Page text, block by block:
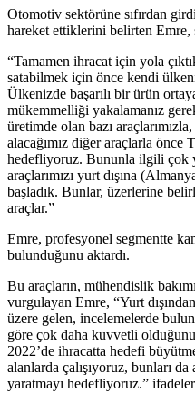
Otomotiv sektörüne sıfırdan
hareket ettiklerini belirten Emre,
“Tamamen ihracat için yola
satabilmek için önce kendi
Ülkenizde başarılı bir ürün
mükemmelliği yakalamanız
üretimde olan bazı
alacağımız diğer araçlarla önce
hedefliyoruz. Bununla ilgili çok
araçlarımızı yurt dışına
başladık. Bunlar, üzerlerine
araçlar.”
Emre, profesyonel segmentte
bulunduğunu aktardı.
Bu araçların, mühendislik
vurgulayan Emre, “Yurt
üzere gelen, incelemelerde
göre çok daha kuvvetli
2022’de ihracatta hedefi
alanlarda çalışıyoruz, bunları
yaratmayı hedefliyoruz.”